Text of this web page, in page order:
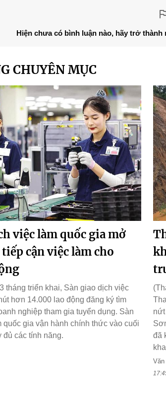
Hiện chưa có bình luận nào, hãy trở
CHUYÊN MỤC
việc làm quốc gia mở
cận việc làm cho
tháng triển khai, Sàn giao dịch việc
hơn 14.000 lao động đăng ký tìm
nghiệp tham gia tuyển dụng. Sàn
quốc gia vận hành chính thức vào cuối
đủ các tính năng.
đã
Văn